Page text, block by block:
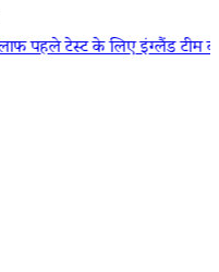
इंग्लैंड टीम का ऐलान, जो रूट